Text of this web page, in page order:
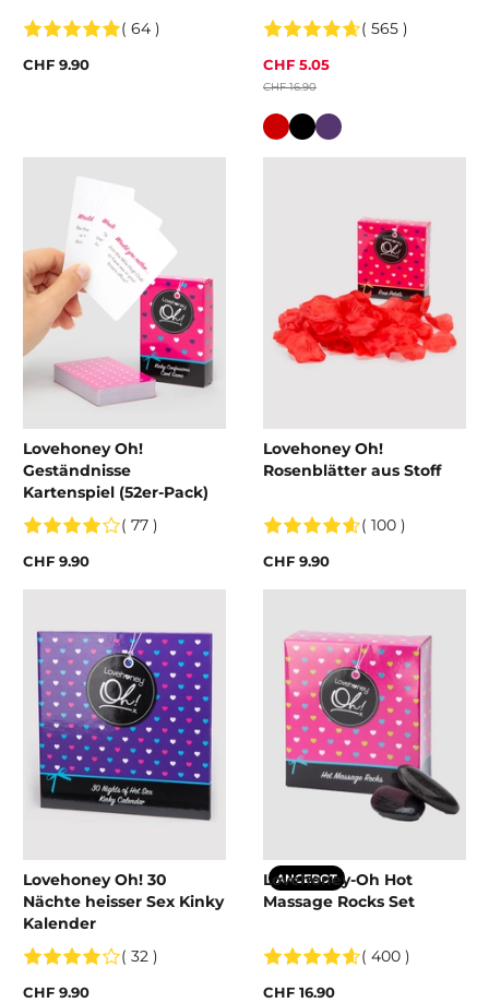
( 64 )
CHF 9.90
( 565 )
CHF 5.05
CHF 16.90
Farbe
Lovehoney Oh!
Geständnisse
Kartenspiel (52er-Pack)
( 77 )
CHF 9.90
Lovehoney Oh!
Rosenblätter aus Stoff
( 100 )
CHF 9.90
Lovehoney Oh! 30
Nächte heisser Sex Kinky
Kalender
( 32 )
CHF 9.90
ANGEBOT
Lovehoney-Oh Hot
Massage Rocks Set
( 400 )
CHF 16.90